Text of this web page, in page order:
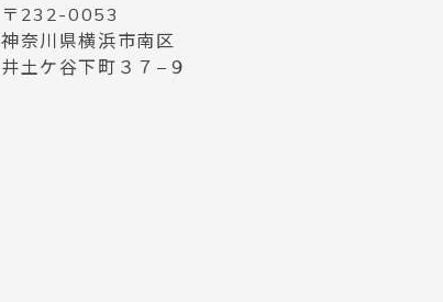
〒232-0053
神奈川県横浜市南区
井土ケ谷下町３７−９